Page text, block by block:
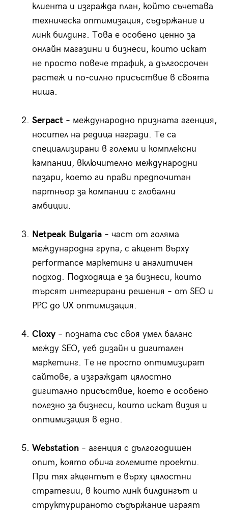
клиента и изгражда план, който съчетава
техническа оптимизация, съдържание и
линк билдинг. Това е особено ценно за
онлайн магазини и бизнеси, които искат
не просто повече трафик, а дългосрочен
растеж и по-силно присъствие в своята
ниша.
Serpact – международно призната агенция,
носител на редица награди. Те са
специализирани в големи и комплексни
кампании, включително международни
пазари, което ги прави предпочитан
партньор за компании с глобални
амбиции.
Netpeak Bulgaria– част от голяма
международна група, с акцент върху
performance маркетинг и аналитичен
подход. Подходяща е за бизнеси, които
търсят интегрирани решения – от SEO и
PPC до UX оптимизация.
Cloxy– позната със своя умел баланс
между SEO, уеб дизайн и дигитален
маркетинг. Те не просто оптимизират
сайтове, а изграждат цялостно
дигитално присъствие, което е особено
полезно за бизнеси, които искат визия и
оптимизация в едно.
Webstation– агенция с дългогодишен
опит, която обича големите проекти.
При тях акцентът е върху цялостни
стратегии, в които линк билдингът и
структурираното съдържание играят